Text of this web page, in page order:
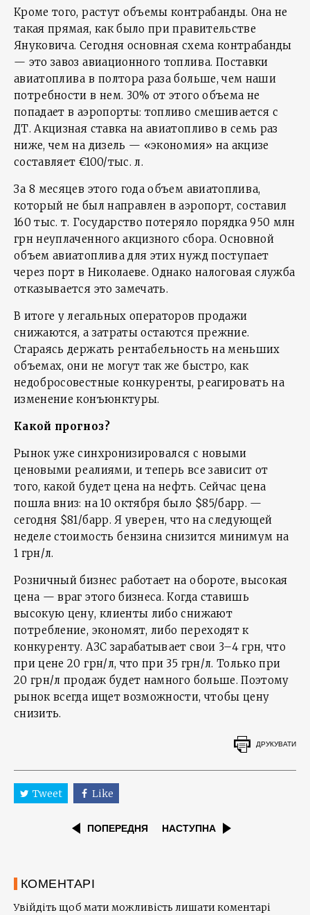
Кроме того, растут объемы контрабанды. Она не
такая прямая, как было при правительстве
Януковича. Сегодня основная схема контрабанды
— это завоз авиационного топлива. Поставки
авиатоплива в полтора раза больше, чем наши
потребности в нем. 30% от этого объема не
попадает в аэропорты: топливо смешивается с
ДТ. Акцизная ставка на авиатопливо в семь раз
ниже, чем на дизель — «экономия» на акцизе
составляет €100/тыс. л.
За 8 месяцев этого года объем авиатоплива,
который не был направлен в аэропорт, составил
160 тыс. т. Государство потеряло порядка 950 млн
грн неуплаченного акцизного сбора. Основной
объем авиатоплива для этих нужд поступает
через порт в Николаеве. Однако налоговая служба
отказывается это замечать.
В итоге у легальных операторов продажи
снижаются, а затраты остаются прежние.
Стараясь держать рентабельность на меньших
объемах, они не могут так же быстро, как
недобросовестные конкуренты, реагировать на
изменение конъюнктуры.
Какой прогноз?
Рынок уже синхронизировался с новыми
ценовыми реалиями, и теперь все зависит от
того, какой будет цена на нефть. Сейчас цена
пошла вниз: на 10 октября было $85/барр. —
сегодня $81/барр. Я уверен, что на следующей
неделе стоимость бензина снизится минимум на
1 грн/л.
Розничный бизнес работает на обороте, высокая
цена — враг этого бизнеса. Когда ставишь
высокую цену, клиенты либо снижают
потребление, экономят, либо переходят к
конкуренту. АЗС зарабатывает свои 3–4 грн, что
при цене 20 грн/л, что при 35 грн/л. Только при
20 грн/л продаж будет намного больше. Поэтому
рынок всегда ищет возможности, чтобы цену
снизить.
ДРУКУВАТИ
Tweet Like
ПОПЕРЕДНЯ НАСТУПНА
КОМЕНТАРІ
Увійдіть щоб мати можливість лишати коментарі